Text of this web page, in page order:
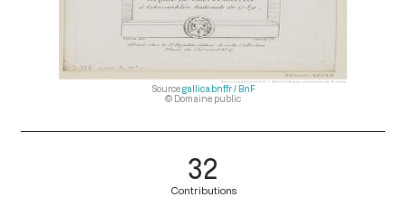
Source gallica.bnf.fr / BnF
© Domaine public
32
Contributions